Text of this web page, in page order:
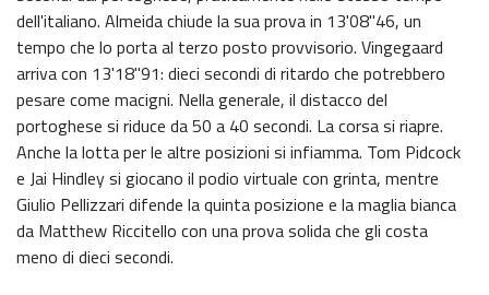
dell'italiano. Almeida chiude la sua prova in 13'08"46, un
tempo che lo porta al terzo posto provvisorio. Vingegaard
arriva con 13'18"91: dieci secondi di ritardo che potrebbero
pesare come macigni. Nella generale, il distacco del
portoghese si riduce da 50 a 40 secondi. La corsa si riapre.
Anche la lotta per le altre posizioni si infiamma. Tom Pidcock
e Jai Hindley si giocano il podio virtuale con grinta, mentre
Giulio Pellizzari difende la quinta posizione e la maglia bianca
da Matthew Riccitello con una prova solida che gli costa
meno di dieci secondi.